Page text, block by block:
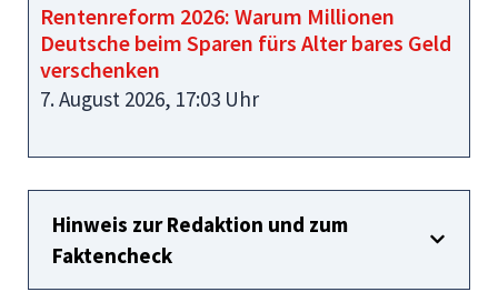
Rentenreform 2026: Warum Millionen
Deutsche beim Sparen fürs Alter bares Geld
verschenken
7. August 2026, 17:03 Uhr
Hinweis zur Redaktion und zum
Faktencheck